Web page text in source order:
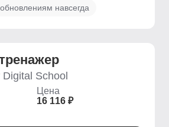
навсегда
School
Цена
16 116 ₽